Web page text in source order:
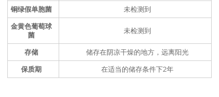
铜绿假单胞菌
未检测到
金黄色葡萄球
菌
未检测到
存储
储存在阴凉干燥的地方，远离阳光
保质期
在适当的储存条件下2年